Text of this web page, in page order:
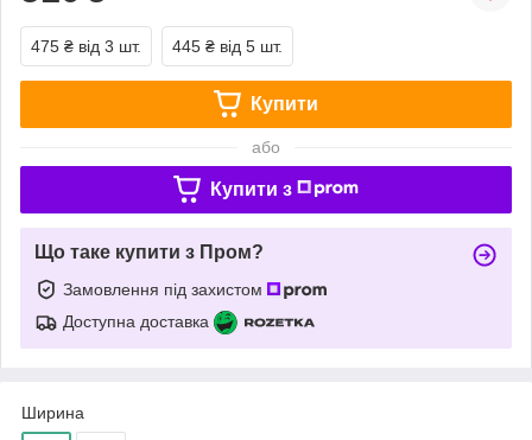
475 ₴ від 3 шт. 445 ₴ від 5 шт.
Купити
або
Купити з
Що таке купити з Пром?
Замовлення під захистом
Доступна доставка
Ширина